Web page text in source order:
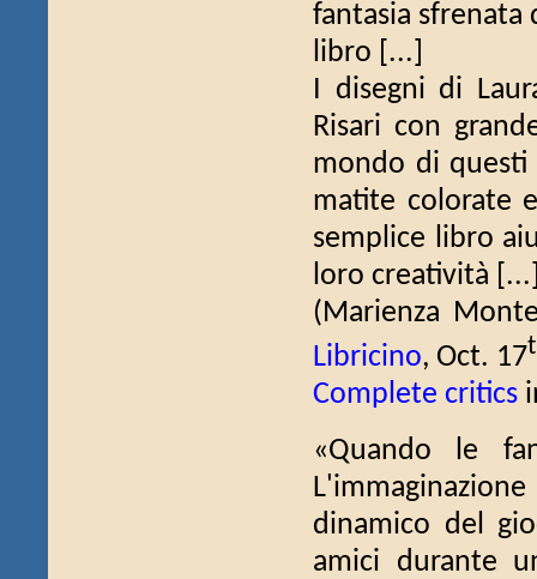
fantasia sfrenata
libro [...]
I disegni di
Risari con
mondo di
matite colorate
semplice libro
loro creatività
(Marienza
Libricino, Oct. 17
Complete critics
«Quando le
dinamico del
amici durante